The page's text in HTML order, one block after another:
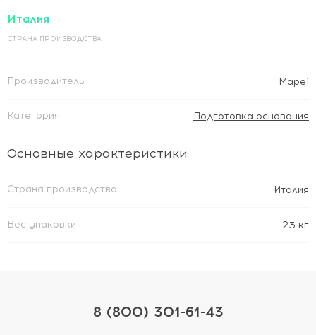
Италия
СТРАНА ПРОИЗВОДСТВА
Производитель Mapei
Категория Подготовка основания
Основные характеристики
Страна производства Италия
Вес упаковки 23 кг
8 (800) 301-61-43